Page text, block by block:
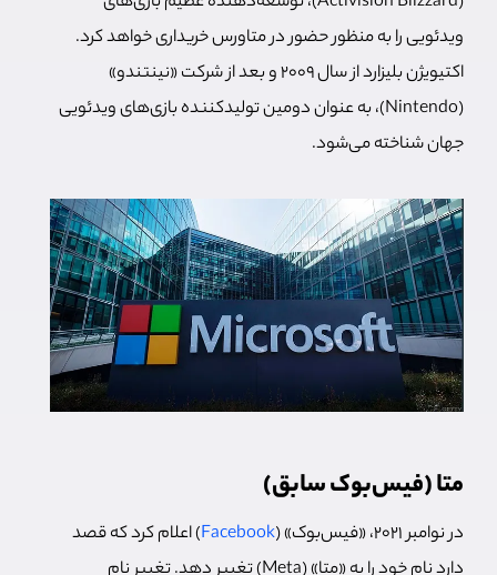
ویدئویی را به منظور حضور در متاورس خریداری خواهد کرد.
اکتیویژن بلیزارد از سال ۲۰۰۹ و بعد از شرکت «نینتندو»
(Nintendo)، به عنوان دومین تولیدکننده بازی‌های ویدئویی
جهان شناخته می‌شود.
متا (فیس‌بوک سابق)
در نوامبر 2021، «فیس‌بوک» ( Facebook) اعلام کرد که قصد